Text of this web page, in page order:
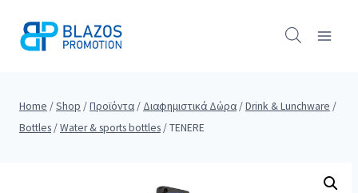
Home /Shop /Προϊόντα / Διαφημιστικά Δώρα /Drink & Lunchware /
Bottles /Water & sports bottles /TENERE